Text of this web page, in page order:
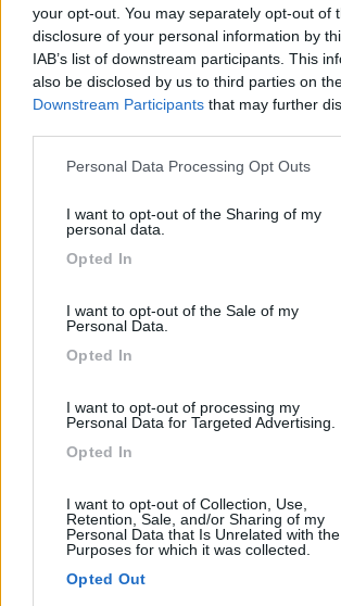
your opt-out. You may separately opt-out of
disclosure of your personal information by
IAB’s list of downstream participants. This
also be disclosed by us to third parties on
Downstream Participants that may further
Please note that this website/app uses one
not limited to your visit or usage behaviour.
grant or deny consent to Google and its
use your data for below specified purposes
Personal Data Processing Opt Outs
I want to opt-out of the Sharing of my
personal data.
Opted In
I want to opt-out of the Sale of my
Personal Data.
Opted In
I want to opt-out of processing my
Personal Data for Targeted Advertising.
Opted In
I want to opt-out of Collection, Use,
Retention, Sale, and/or Sharing of my
Personal Data that Is Unrelated with the
Purposes for which it was collected.
Opted Out
Area di sosta a Campofilone
Piccolo piazzale con fondo in ghiaia,